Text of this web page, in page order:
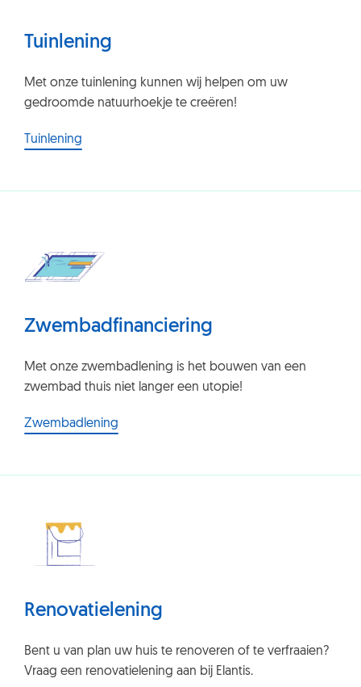
Tuinlening
Met onze tuinlening kunnen wij helpen om uw
gedroomde natuurhoekje te creëren!
Tuinlening
Zwembadfinanciering
Met onze zwembadlening is het bouwen van een
zwembad thuis niet langer een utopie!
Zwembadlening
Renovatielening
Bent u van plan uw huis te renoveren of te verfraaien?
Vraag een renovatielening aan bij Elantis.